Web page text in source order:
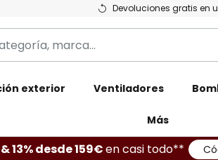
Devoluciones gratis en
exterior Ventiladores
Más
13% desde 159€en casi todo**